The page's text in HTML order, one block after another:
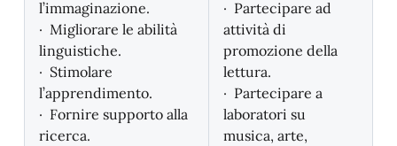
l’immaginazione.
· Migliorare le abilità
linguistiche.
· Stimolare
l’apprendimento.
· Fornire supporto alla
ricerca.
· Partecipare ad
attività di
promozione della
lettura.
· Partecipare a
laboratori su
musica, arte,